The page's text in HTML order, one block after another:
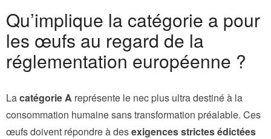
Qu’implique la catégorie a pour
les œufs au regard de la
réglementation européenne ?
Lacatégorie A représente le nec plus ultra destiné à la
consommation humaine sans transformation préalable. Ces
œufs doivent répondre à desexigences strictes édictées